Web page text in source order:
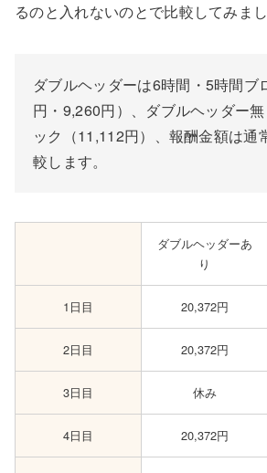
るのと入れないのとで比較してみまし
ダブルヘッダーは6時間・5時間ブ
円・9,260円）、ダブルヘッダー
ック（11,112円）、報酬金額は通
較します。
ダブルヘッダーあ
り
1日目 20,372円
2日目 20,372円
3日目 休み
4日目 20,372円